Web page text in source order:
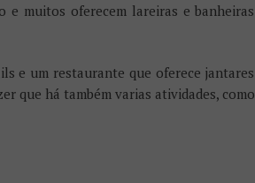
e muitos oferecem lareiras e banheiras
e um restaurante que oferece jantares
que há também varias atividades, como